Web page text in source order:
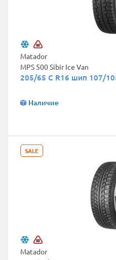
Matador
MPS 500 Sibir Ice Van
205/65 C R16 шип 107/
Наличие
SALE
Matador